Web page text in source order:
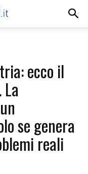
ecco il
se genera
reali